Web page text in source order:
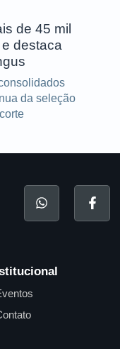
de 45 mil
destaca
da seleção